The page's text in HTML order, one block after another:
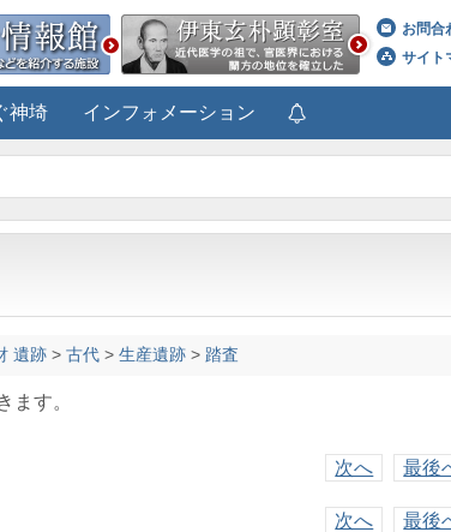
お問合
サイト
神埼 インフォメーション
遺跡> 古代> 生産遺跡> 踏査
ます。
次へ
最後
次へ 最後